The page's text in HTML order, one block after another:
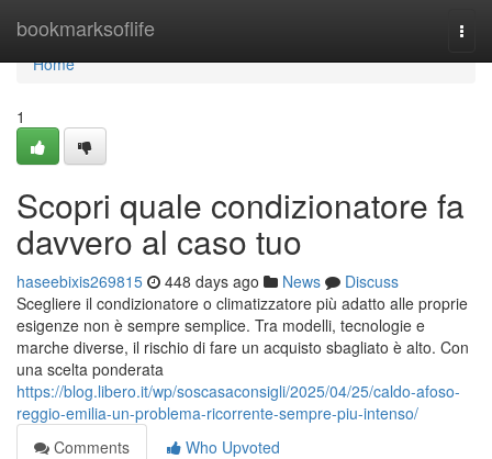
bookmarksoflife
Home
Home
1
Scopri quale condizionatore fa
davvero al caso tuo
haseebixis269815 448 days ago News
Discuss
Scegliere il condizionatore o climatizzatore più adatto alle proprie
esigenze non è sempre semplice. Tra modelli, tecnologie e
marche diverse, il rischio di fare un acquisto sbagliato è alto. Con
una scelta ponderata
https://blog.libero.it/wp/soscasaconsigli/2025/04/25/caldo-afoso-
reggio-emilia-un-problema-ricorrente-sempre-piu-intenso/
Comments
Who Upvoted